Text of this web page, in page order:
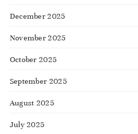
December 2025
November 2025
October 2025
September 2025
August 2025
July 2025